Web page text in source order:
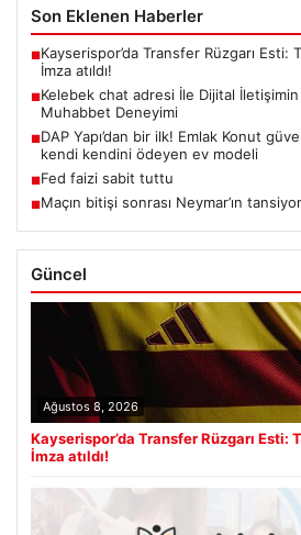
Son Eklenen Haberler
■Kayserispor’da Transfer Rüzgarı Esti:
İmza atıldı!
■Kelebek chat adresi İle Dijital
Muhabbet Deneyimi
■DAP Yapı’dan bir ilk! Emlak Konut
kendi kendini ödeyen ev modeli
■Fed faizi sabit tuttu
■Maçın bitişi sonrası Neymar’ın
Güncel
Ağustos 8, 2026
Kayserispor’da Transfer Rüzgarı Esti:
İmza atıldı!